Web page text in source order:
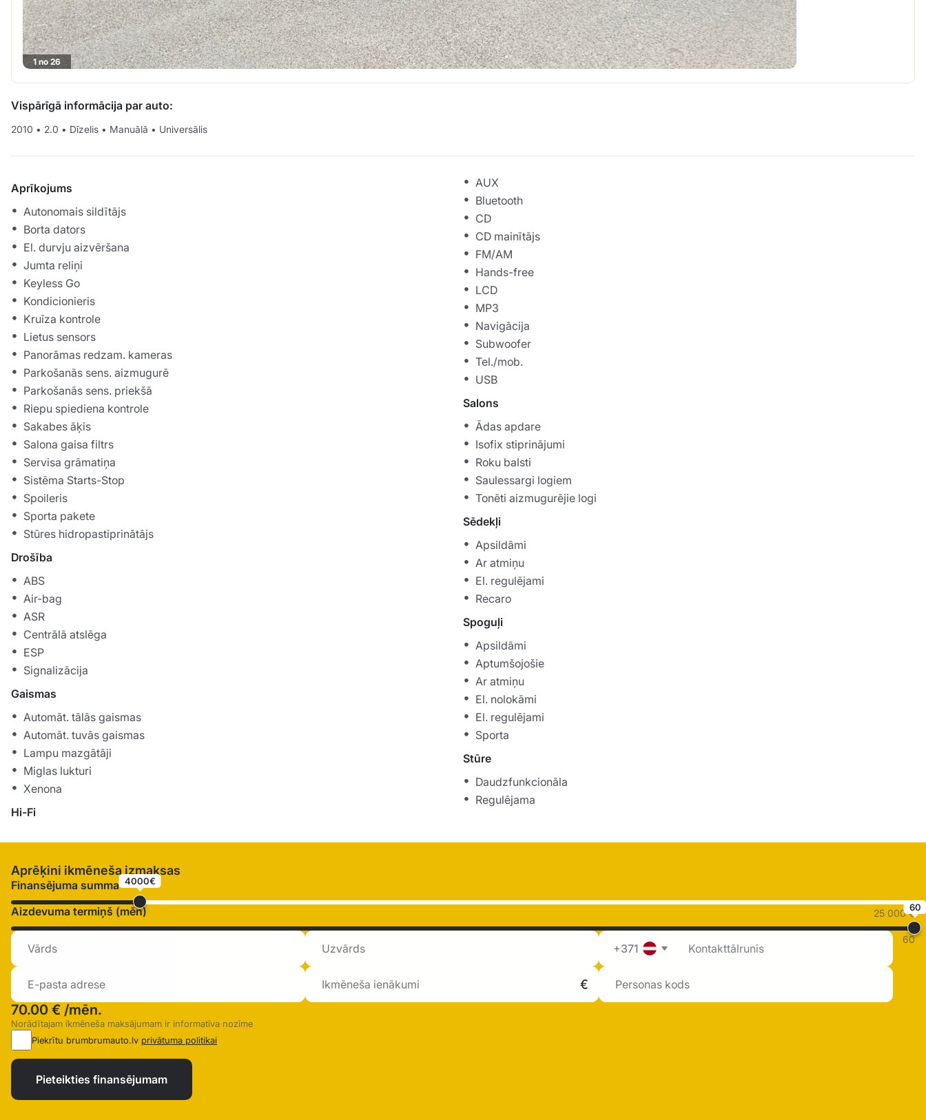
1 no 26
Vispārīgā informācija par auto:
2010 • 2.0 • Dīzelis • Manuālā • Universālis
Aprīkojums
Autonomais sildītājs
Borta dators
El. durvju aizvēršana
Jumta reliņi
Keyless Go
Kondicionieris
Kruīza kontrole
Lietus sensors
Panorāmas redzam. kameras
Parkošanās sens. aizmugurē
Parkošanās sens. priekšā
Riepu spiediena kontrole
Sakabes āķis
Salona gaisa filtrs
Servisa grāmatiņa
Sistēma Starts-Stop
Spoileris
Sporta pakete
Stūres hidropastiprinātājs
Drošība
ABS
Air-bag
ASR
Centrālā atslēga
ESP
Signalizācija
Gaismas
Automāt. tālās gaismas
Automāt. tuvās gaismas
Lampu mazgātāji
Miglas lukturi
Xenona
Hi-Fi
AUX
Bluetooth
CD
CD mainītājs
FM/AM
Hands-free
LCD
MP3
Navigācija
Subwoofer
Tel./mob.
USB
Salons
Ādas apdare
Isofix stiprinājumi
Roku balsti
Saulessargi logiem
Tonēti aizmugurējie logi
Sēdekļi
Apsildāmi
Ar atmiņu
El. regulējami
Recaro
Spoguļi
Apsildāmi
Aptumšojošie
Ar atmiņu
El. nolokāmi
El. regulējami
Sporta
Stūre
Daudzfunkcionāla
Regulējama
Aprēķini ikmēneša izmaksas
Finansējuma summa 4000€
25 000 €
Aizdevuma termiņš (mēn) 60
60
+371
70.00 € /mēn.
Norādītajam ikmēneša maksājumam ir informatīva nozīme
Piekrītu brumbrumauto.lv privātuma politikai
Pieteikties finansējumam